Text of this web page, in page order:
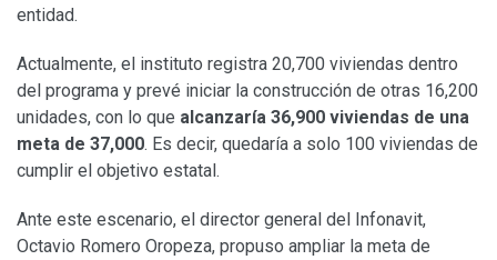
entidad.
Actualmente, el instituto registra 20,700 viviendas dentro
del programa y prevé iniciar la construcción de otras 16,200
unidades, con lo que alcanzaría 36,900 viviendas de una
meta de 37,000. Es decir, quedaría a solo 100 viviendas de
cumplir el objetivo estatal.
Ante este escenario, el director general del Infonavit,
Octavio Romero Oropeza, propuso ampliar la meta de